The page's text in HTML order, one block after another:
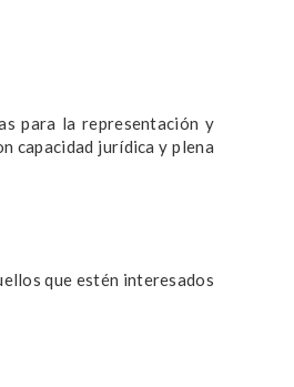
para la representación y
capacidad jurídica y plena
que estén interesados